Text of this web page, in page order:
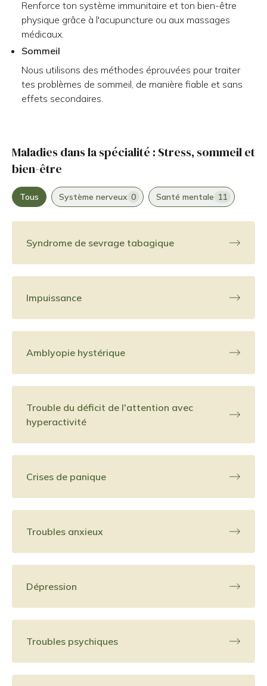
Renforce ton système immunitaire et ton bien-être
physique grâce à l'acupuncture ou aux massages
médicaux.
Sommeil
Nous utilisons des méthodes éprouvées pour traiter
tes problèmes de sommeil, de manière fiable et sans
effets secondaires.
Maladies dans la spécialité : Stress, sommeil et
bien-être
Tous Système nerveux 0 Santé mentale 11
Syndrome de sevrage tabagique
Impuissance
Amblyopie hystérique
Trouble du déficit de l'attention avec
hyperactivité
Crises de panique
Troubles anxieux
Dépression
Troubles psychiques